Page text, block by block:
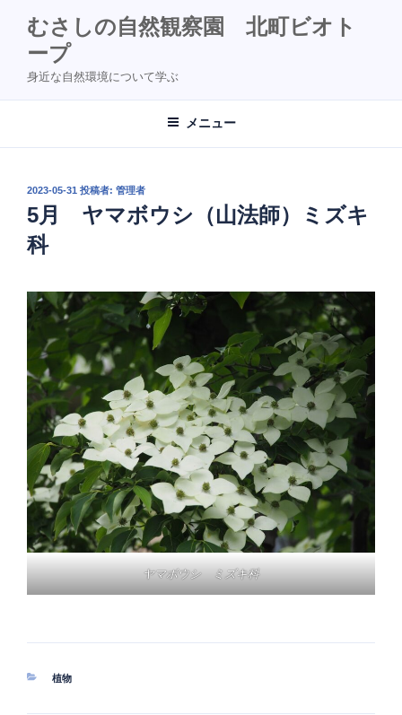
むさしの自然観察園 北町ビオト
ープ
身近な自然環境について学ぶ
メニュー
投
稿
日:
2023-05-31 投稿者: 管理者
5月 ヤマボウシ（山法師）ミズキ
科
ヤマボウシ ミズキ科
カ
植物